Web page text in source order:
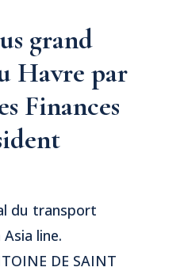
grand
Havre par
Finances
du transport
line.
DE SAINT